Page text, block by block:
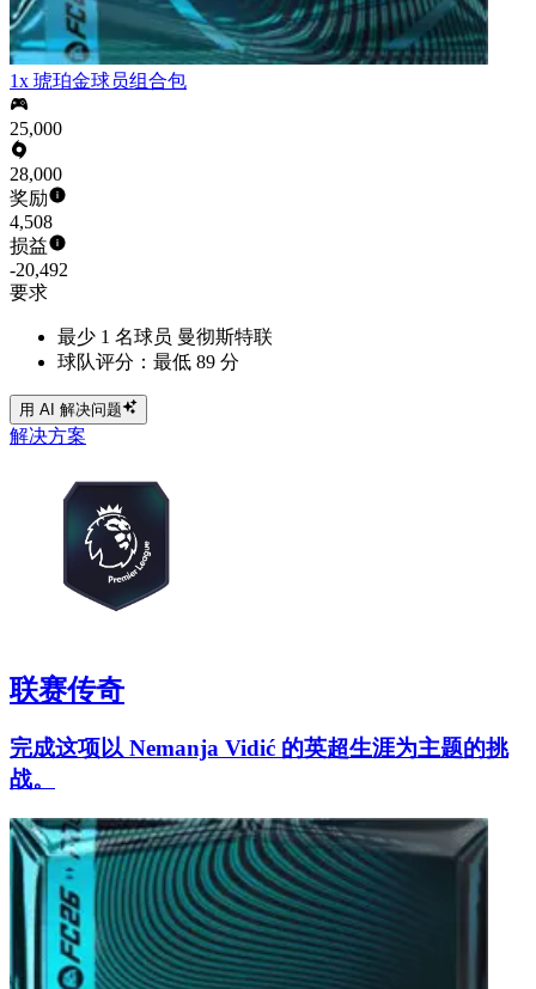
1x 琥珀金球员组合包
25,000
28,000
奖励
4,508
损益
-20,492
要求
最少 1 名球员 曼彻斯特联
球队评分：最低 89 分
用 AI 解决问题
解决方案
联赛传奇
完成这项以 Nemanja Vidić 的英超生涯为主题的挑
战。